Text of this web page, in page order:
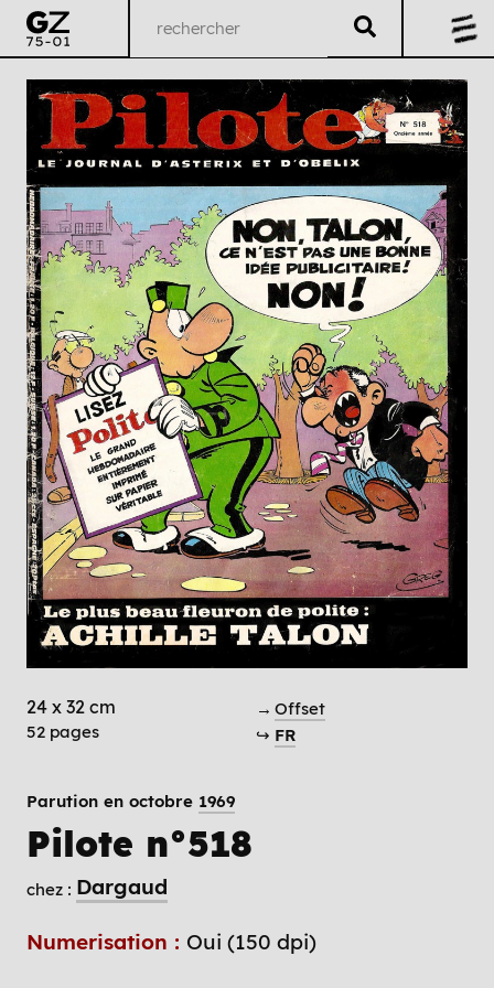
24 x 32 cm
52 pages
→ Offset
↪ FR
Parution en octobre 1969
Pilote n°518
chez : Dargaud
Numerisation : Oui (150 dpi)